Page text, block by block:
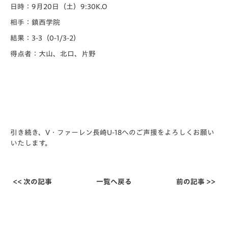
日時：9月20日（土）9:30K.O
相手：鎮西学院
結果：3-3（0-1/3-2）
得点者：大山、北口、片野
引き続き、V・ファーレン長崎U-18へのご声援をよろしくお願い
いたします。
<< 次の記事 一覧へ戻る 前の記事 >>